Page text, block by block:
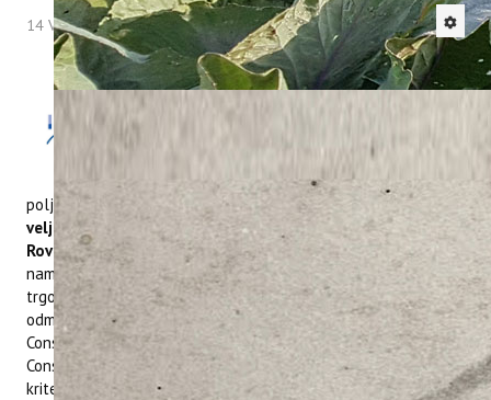
14 Veljača 2022 Hitova: 2897
Vas na radionicu u okviru
ConsumeLess Plus
organizaciji Instituta za
poljoprivredu i turizam i Grada Rovinja koja će se održati
veljače 2022. godine u Pučkom otvorenom učilištu Grada
Rovinja na adresi Trg Maršala Tita 12 . Radionice su
namijenjene smještajnim objektima, kafićima, restoranima,
trgovinama hranom i rukotvorinama, hotelima te
odmaralištima na plaži koji su zainteresirani saznati više o
ConsumelessMed oznaci i uključiti se u projekt radi dobivanja
ConsumelessMed oznake. Svi oni koji zadovolje određene
kriterije i steknu ConsumelessMed oznaku imaju pravo biti